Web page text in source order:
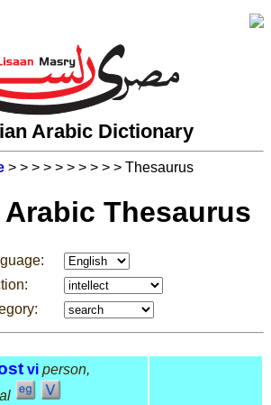
Arabic Dictionary
> > > > > > > > > > Thesaurus
Thesaurus
vi person,